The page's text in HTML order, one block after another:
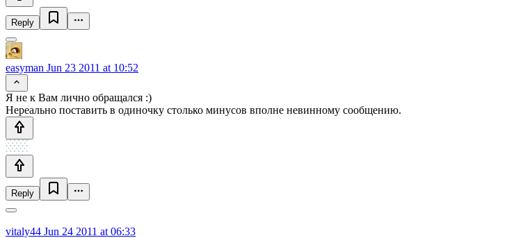
Reply
easyman Jun 23 2011 at 10:52
Я не к Вам лично обращался :)
Нереально поставить в одиночку столько минусов вполне невинному сообщению.
Reply
vitaly44 Jun 24 2011 at 06:33